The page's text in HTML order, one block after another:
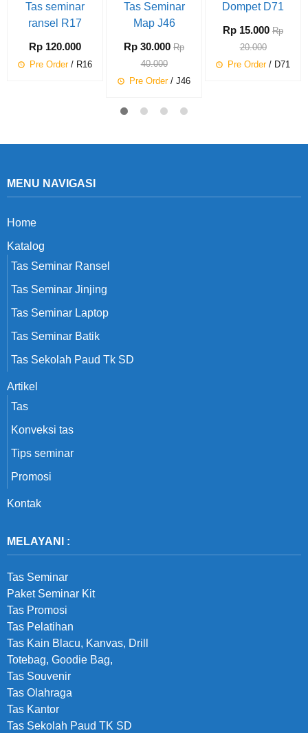
Tas seminar
ransel R17
Rp 120.000
Pre Order/ R16
Tas Seminar
Map J46
Rp 30.000 Rp
40.000
Pre Order/ J46
Dompet D71
Rp 15.000 Rp
20.000
Pre Order/ D71
MENU NAVIGASI
Home
Katalog
Tas Seminar Ransel
Tas Seminar Jinjing
Tas Seminar Laptop
Tas Seminar Batik
Tas Sekolah Paud Tk SD
Artikel
Tas
Konveksi tas
Tips seminar
Promosi
Kontak
MELAYANI :
Tas Seminar
Paket Seminar Kit
Tas Promosi
Tas Pelatihan
Tas Kain Blacu, Kanvas, Drill
Totebag, Goodie Bag,
Tas Souvenir
Tas Olahraga
Tas Kantor
Tas Sekolah Paud TK SD